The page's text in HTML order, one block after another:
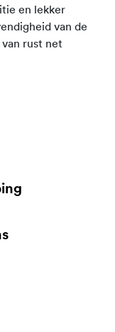
en lekker
van de
rust net